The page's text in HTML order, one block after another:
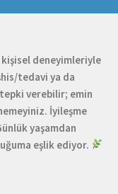
deneyimleriyle
tedavi ya da
verebilir; emin
İyileşme
yaşamdan
eşlik ediyor.